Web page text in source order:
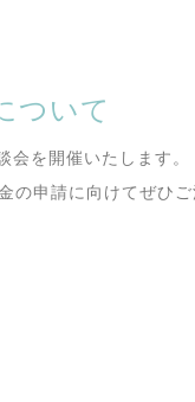
ついて
を開催いたします。
の申請に向けてぜひご